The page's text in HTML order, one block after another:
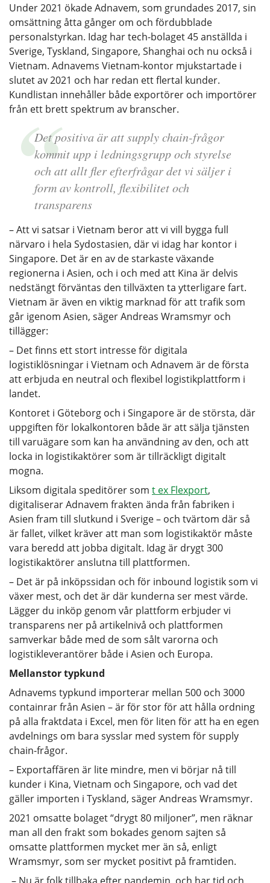
Under 2021 ökade Adnavem, som grundades 2017, sin
omsättning åtta gånger om och fördubblade
personalstyrkan. Idag har tech-bolaget 45 anställda i
Sverige, Tyskland, Singapore, Shanghai och nu också i
Vietnam. Adnavems Vietnam-kontor mjukstartade i
slutet av 2021 och har redan ett flertal kunder.
Kundlistan innehåller både exportörer och importörer
från ett brett spektrum av branscher.
Det positiva är att supply chain-frågor
kommit upp i ledningsgrupp och styrelse
och att allt fler efterfrågar det vi säljer i
form av kontroll, flexibilitet och
transparens
– Att vi satsar i Vietnam beror att vi vill bygga full
närvaro i hela Sydostasien, där vi idag har kontor i
Singapore. Det är en av de starkaste växande
regionerna i Asien, och i och med att Kina är delvis
nedstängt förväntas den tillväxten ta ytterligare fart.
Vietnam är även en viktig marknad för att trafik som
går igenom Asien, säger Andreas Wramsmyr och
tillägger:
– Det finns ett stort intresse för digitala
logistiklösningar i Vietnam och Adnavem är de första
att erbjuda en neutral och flexibel logistikplattform i
landet.
Kontoret i Göteborg och i Singapore är de största, där
uppgiften för lokalkontoren både är att sälja tjänsten
till varuägare som kan ha användning av den, och att
locka in logistikaktörer som är tillräckligt digitalt
mogna.
Liksom digitala speditörer som t ex Flexport,
digitaliserar Adnavem frakten ända från fabriken i
Asien fram till slutkund i Sverige – och tvärtom där så
är fallet, vilket kräver att man som logistikaktör måste
vara beredd att jobba digitalt. Idag är drygt 300
logistikaktörer anslutna till plattformen.
– Det är på inköpssidan och för inbound logistik som vi
växer mest, och det är där kunderna ser mest värde.
Lägger du inköp genom vår plattform erbjuder vi
transparens ner på artikelnivå och plattformen
samverkar både med de som sålt varorna och
logistikleverantörer både i Asien och Europa.
Mellanstor typkund
Adnavems typkund importerar mellan 500 och 3000
containrar från Asien – är för stor för att hålla ordning
på alla fraktdata i Excel, men för liten för att ha en egen
avdelnings om bara sysslar med system för supply
chain-frågor.
– Exportaffären är lite mindre, men vi börjar nå till
kunder i Kina, Vietnam och Singapore, och vad det
gäller importen i Tyskland, säger Andreas Wramsmyr.
2021 omsatte bolaget “drygt 80 miljoner”, men räknar
man all den frakt som bokades genom sajten så
omsatte plattformen mycket mer än så, enligt
Wramsmyr, som ser mycket positivt på framtiden.